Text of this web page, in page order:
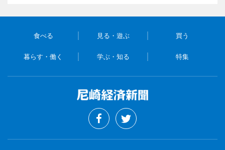
食べる 見る・遊ぶ 買う
暮らす・働く 学ぶ・知る 特集